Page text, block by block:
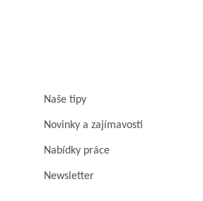
Naše tipy
Novinky a zajímavosti
Nabídky práce
Newsletter